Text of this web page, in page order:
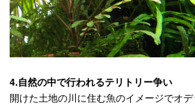
4.自然の中で行われるテリトリー争い
開けた土地の川に住む魚のイメージでオ